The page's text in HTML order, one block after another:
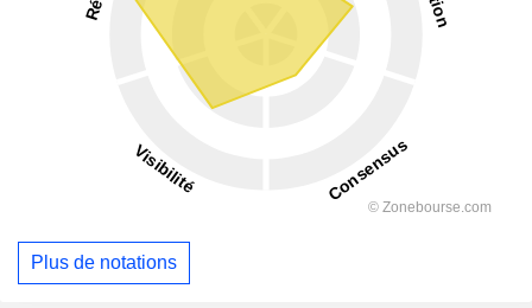
Plus de notations